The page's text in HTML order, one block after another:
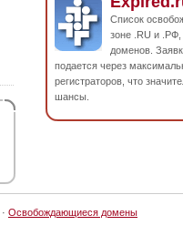
Список
зоне .RU и .РФ,
доменов.
подается через
регистраторов, что
шансы.
· Освобождающиеся домены